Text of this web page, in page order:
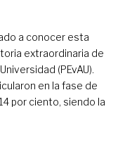
a conocer esta
extraordinaria de
(PEvAU).
en la fase de
por ciento, siendo la